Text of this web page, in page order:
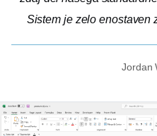
Sistem je zelo enostaven
Jordan